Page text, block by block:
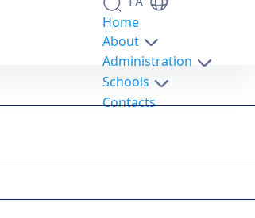
Home
About
Administration
Schools
Contacts